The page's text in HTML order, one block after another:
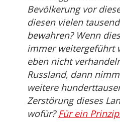
Bevölkerung vor
diesen vielen
bewahren? Wenn
immer weitergeführt
eben nicht
Russland, dann
weitere
Zerstörung dieses
wofür?Für ein